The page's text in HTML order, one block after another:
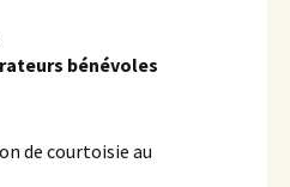
bénévoles
de courtoisie au